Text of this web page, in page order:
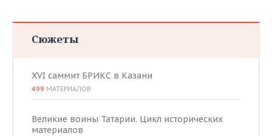
Сюжеты
XVI саммит БРИКС в Казани
499 МАТЕРИАЛОВ
Великие воины Татарии. Цикл исторических
материалов